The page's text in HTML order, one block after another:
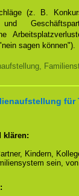
(z. B.
und
sagen können").
für
klären:
Kindern,
sein,